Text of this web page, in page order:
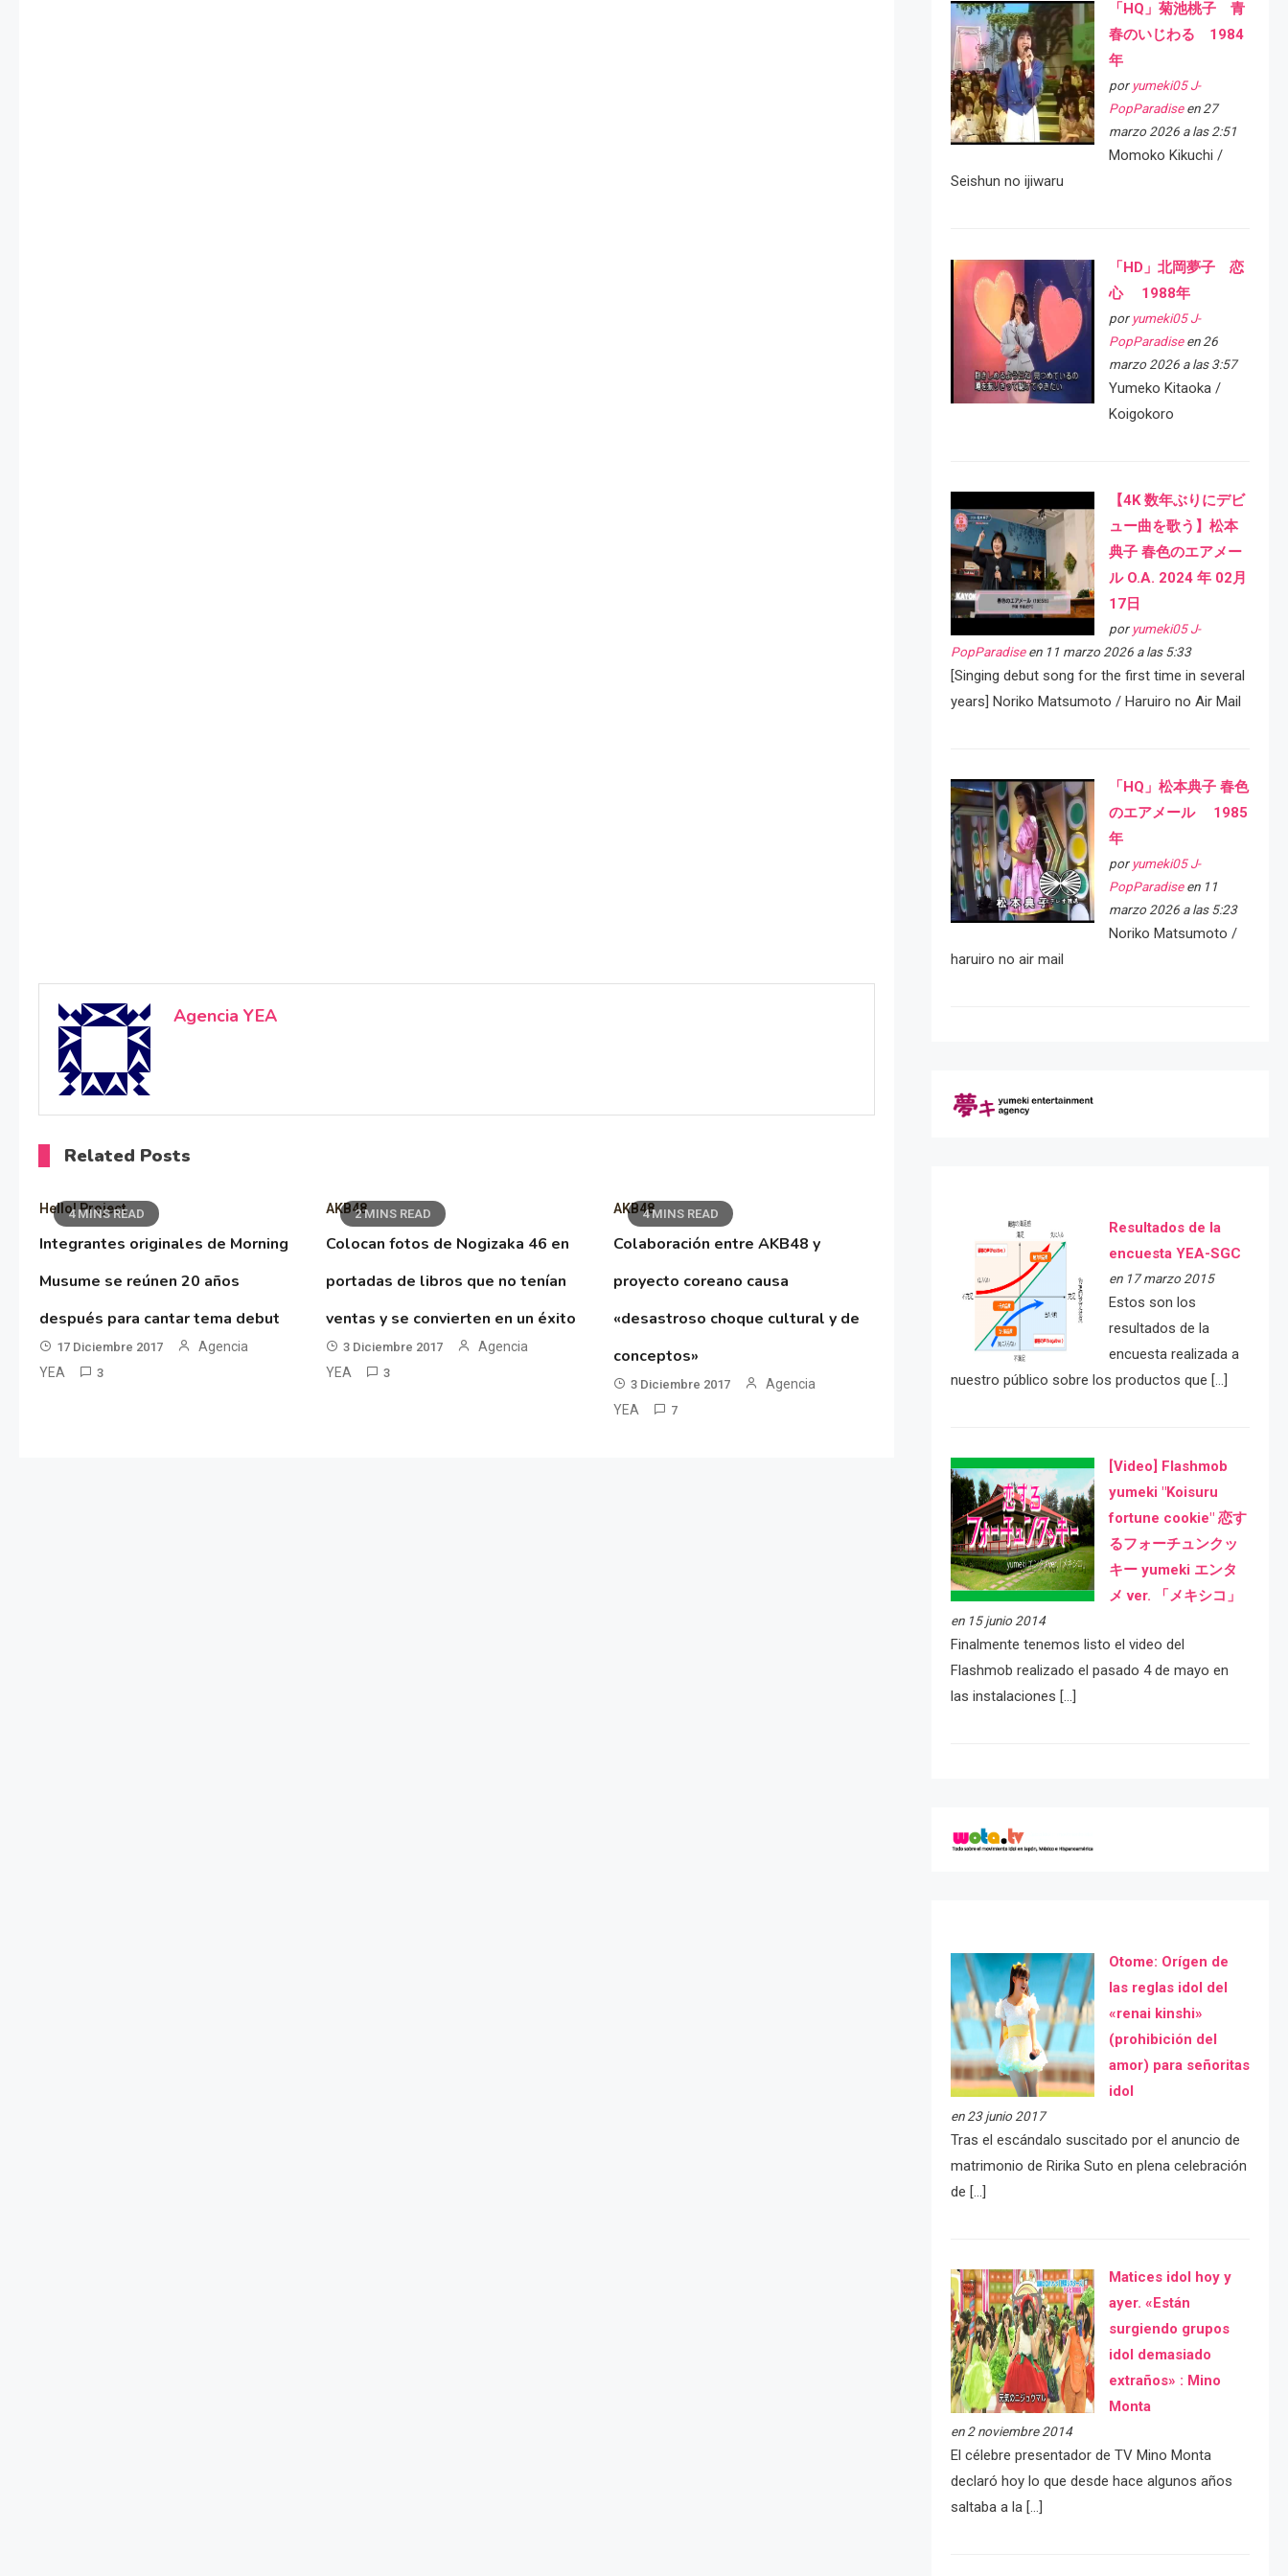
Agencia YEA
Related Posts
4 MINS READ
Hello! Project
Integrantes originales de Morning
Musume se reúnen 20 años
después para cantar tema debut
17 Diciembre 2017
Agencia
YEA
3
2 MINS READ
AKB48
Colocan fotos de Nogizaka 46 en
portadas de libros que no tenían
ventas y se convierten en un éxito
3 Diciembre 2017
Agencia
YEA
3
4 MINS READ
AKB48
Colaboración entre AKB48 y
proyecto coreano causa
«desastroso choque cultural y de
conceptos»
3 Diciembre 2017
Agencia
YEA
7
「HQ」菊池桃子 青
春のいじわる 1984
年
por yumeki05 J-
PopParadiseen 27
marzo 2026 a las 2:51
Momoko Kikuchi /
Seishun no ijiwaru
「HD」北岡夢子 恋
心 1988年
por yumeki05 J-
PopParadiseen 26
marzo 2026 a las 3:57
Yumeko Kitaoka /
Koigokoro
【4K 数年ぶりにデビ
ュー曲を歌う】松本
典子 春色のエアメー
ル O.A. 2024 年 02月
17日
por yumeki05 J-
PopParadiseen 11 marzo 2026 a las 5:33
[Singing debut song for the first time in several
years] Noriko Matsumoto / Haruiro no Air Mail
「HQ」松本典子 春色
のエアメール 1985
年
por yumeki05 J-
PopParadiseen 11
marzo 2026 a las 5:23
Noriko Matsumoto /
haruiro no air mail
Resultados de la
encuesta YEA-SGC
en 17 marzo 2015
Estos son los
resultados de la
encuesta realizada a
nuestro público sobre los productos que […]
[Video] Flashmob
yumeki "Koisuru
fortune cookie" 恋す
るフォーチュンクッ
キー yumeki エンタ
メ ver. 「メキシコ」
en 15 junio 2014
Finalmente tenemos listo el video del
Flashmob realizado el pasado 4 de mayo en
las instalaciones […]
Otome: Orígen de
las reglas idol del
«renai kinshi»
(prohibición del
amor) para señoritas
idol
en 23 junio 2017
Tras el escándalo suscitado por el anuncio de
matrimonio de Ririka Suto en plena celebración
de […]
Matices idol hoy y
ayer. «Están
surgiendo grupos
idol demasiado
extraños» : Mino
Monta
en 2 noviembre 2014
El célebre presentador de TV Mino Monta
declaró hoy lo que desde hace algunos años
saltaba a la […]